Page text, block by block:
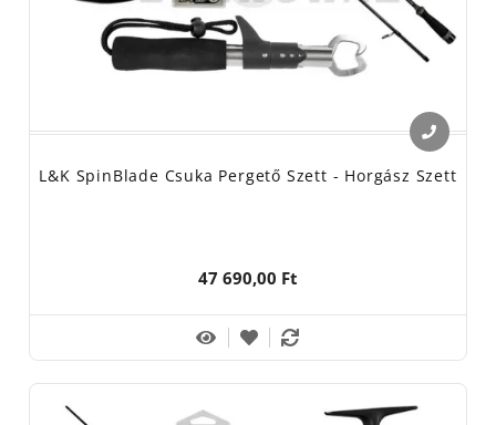
L&K SpinBlade Csuka Pergető Szett - Horgász Szett
47 690,00 Ft